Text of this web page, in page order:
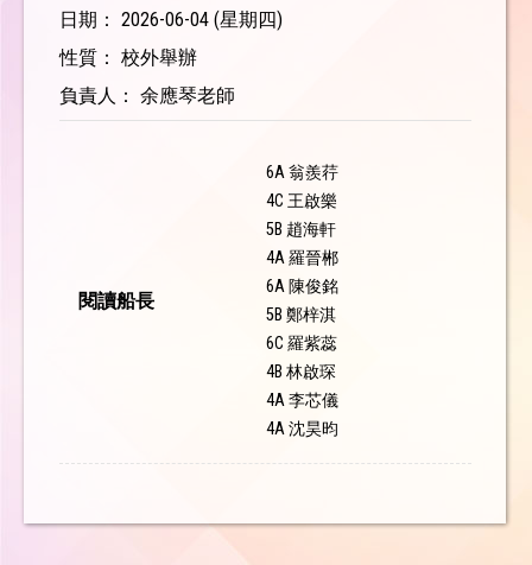
日期： 2026-06-04 (星期四)
性質： 校外舉辦
負責人： 余應琴老師
閱讀船長
6A 翁羨荇
4C 王啟樂
5B 趙海軒
4A 羅晉郴
6A 陳俊銘
5B 鄭梓淇
6C 羅紫蕊
4B 林啟琛
4A 李芯儀
4A 沈昊昀